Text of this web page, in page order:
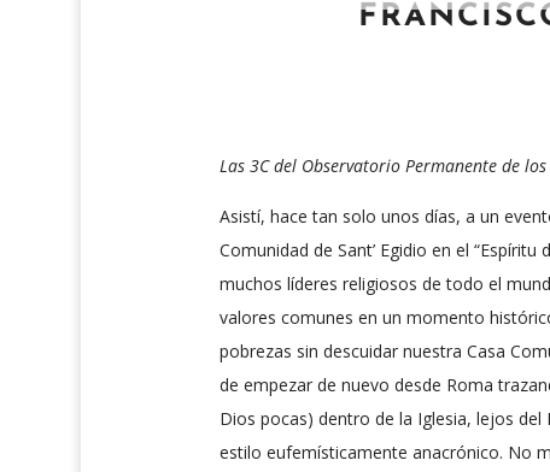
Las 3C del Observatorio Permanente de
Asistí, hace tan solo unos días, a un
Comunidad de Sant’ Egidio en el
muchos líderes religiosos de todo el
valores comunes en un momento
pobrezas sin descuidar nuestra Casa
de empezar de nuevo desde Roma
Dios pocas) dentro de la Iglesia, lejos
estilo eufemísticamente anacrónico. No